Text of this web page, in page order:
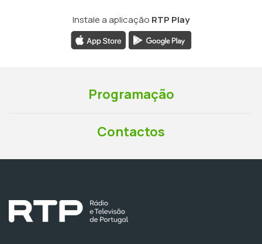
Instale a aplicação RTP Play
Programação
Contactos